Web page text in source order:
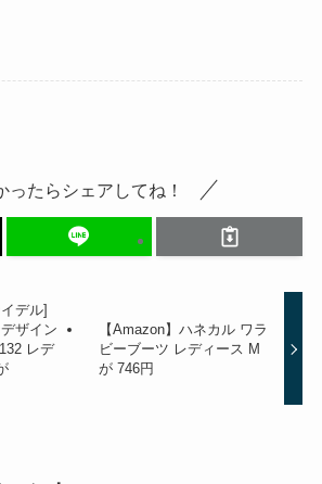
ったらシェアしてね！
デル]
ザイン
レデ
【Amazon】ハネカル ワラ
ビーブーツ レディース M
が 746円